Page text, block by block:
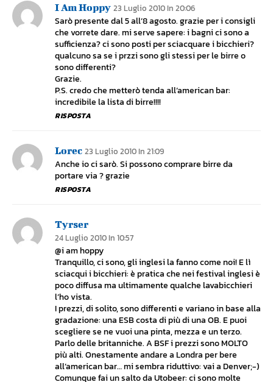
I Am Hoppy 23 Luglio 2010 In 20:06
Sarò presente dal 5 all’8 agosto. grazie per i consigli
che vorrete dare. mi serve sapere: i bagni ci sono a
sufficienza? ci sono posti per sciacquare i bicchieri?
qualcuno sa se i przzi sono gli stessi per le birre o
sono differenti?
Grazie.
P.S. credo che metterò tenda all’american bar:
incredibile la lista di birre!!!!
RISPOSTA
Lorec 23 Luglio 2010 In 21:09
Anche io ci sarò. Si possono comprare birre da
portare via ? grazie
RISPOSTA
Tyrser
24 Luglio 2010 In 10:57
@i am hoppy
Tranquillo, ci sono, gli inglesi la fanno come noi! E lì
sciacqui i bicchieri: è pratica che nei festival inglesi è
poco diffusa ma ultimamente qualche lavabicchieri
l’ho vista.
I prezzi, di solito, sono differenti e variano in base alla
gradazione: una ESB costa di più di una OB. E puoi
scegliere se ne vuoi una pinta, mezza e un terzo.
Parlo delle britanniche. A BSF i prezzi sono MOLTO
più alti. Onestamente andare a Londra per bere
all’american bar… mi sembra riduttivo: vai a Denver;-)
Comunque fai un salto da Utobeer: ci sono molte